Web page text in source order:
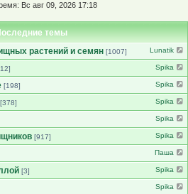
Вс авг 09, 2026 17:18
темы
растений и семян[1007] Lunatik
Spika
[198] Spika
Spika
Spika
[917] Spika
Паша
[3] Spika
Spika